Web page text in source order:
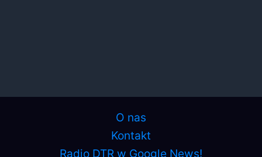
O nas
Kontakt
Radio DTR w Google News!